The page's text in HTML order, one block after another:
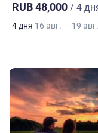
RUB 48,000 / 4
4 дня 16 авг. — 19 авг.